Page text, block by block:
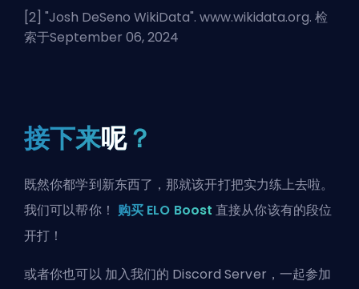
[2] "Josh DeSeno WikiData". www.wikidata.org. 检
索于September 06, 2024
接下来呢？
既然你都学到新东西了，那就该开打把实力练上去啦。
我们可以帮你！ 购买 ELO Boost 直接从你该有的段位
开打！
或者你也可以 加入我们的 Discord Server ，一起参加